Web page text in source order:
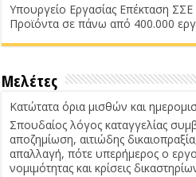
Υπουργείο Εργασίας Επέκταση
Προϊόντα σε πάνω από 400.000
Μελέτες
Κατώτατα όρια μισθών και
Σπουδαίος λόγος καταγγελίας
αποζημίωση, αιτιώδης
απαλλαγή, πότε υπερήμερος ο
νομιμότητας και κρίσεις